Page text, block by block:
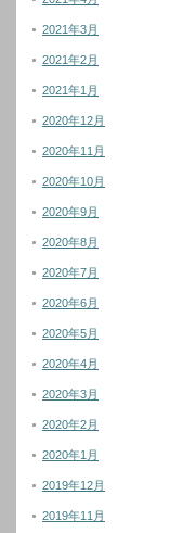
2021年3月
2021年2月
2021年1月
2020年12月
2020年11月
2020年10月
2020年9月
2020年8月
2020年7月
2020年6月
2020年5月
2020年4月
2020年3月
2020年2月
2020年1月
2019年12月
2019年11月